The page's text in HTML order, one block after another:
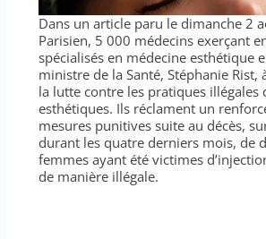
Dans un article paru le dimanche 2
Parisien, 5 000 médecins exerçant
spécialisés en médecine esthétique
ministre de la Santé, Stéphanie Rist,
la lutte contre les pratiques illégales
esthétiques. Ils réclament un
mesures punitives suite au décès,
durant les quatre derniers mois, de
femmes ayant été victimes
de manière illégale.